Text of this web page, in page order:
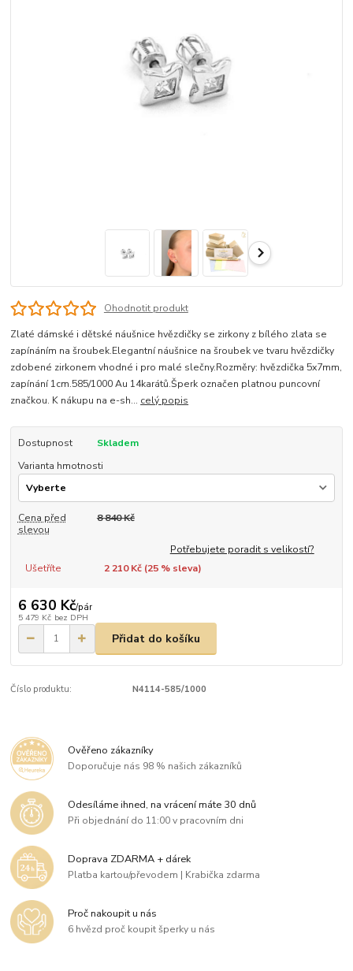
Ohodnotit produkt
Zlaté dámské i dětské náušnice hvězdičky se zirkony z bílého zlata se
zapínáním na šroubek.Elegantní náušnice na šroubek ve tvaru hvězdičky
zdobené zirkonem vhodné i pro malé slečny.Rozměry: hvězdička 5x7mm,
zapínání 1cm.585/1000 Au 14karátů.Šperk označen platnou puncovní
značkou. K nákupu na e-sh... celý popis
Dostupnost
Skladem
Varianta hmotnosti
Cena před
slevou
8 840 Kč
Potřebujete poradit s velikostí?
Ušetříte
2 210 Kč (25% sleva)
6 630 Kč/pár
5 479 Kč bez DPH
Přidat do košíku
Číslo produktu: N4114-585/1000
Ověřeno zákazníky
Doporučuje nás 98 % našich zákazníků
Odesíláme ihned, na vrácení máte 30 dnů
Při objednání do 11:00 v pracovním dni
Doprava ZDARMA + dárek
Platba kartou/převodem | Krabička zdarma
Proč nakoupit u nás
6 hvězd proč koupit šperky u nás